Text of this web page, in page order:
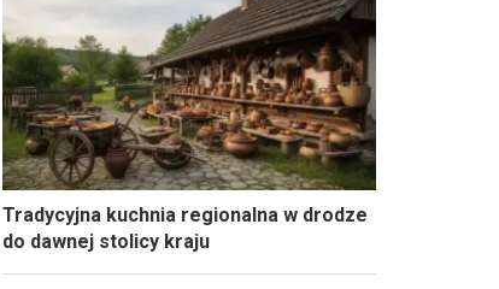
Tradycyjna kuchnia regionalna w drodze
do dawnej stolicy kraju